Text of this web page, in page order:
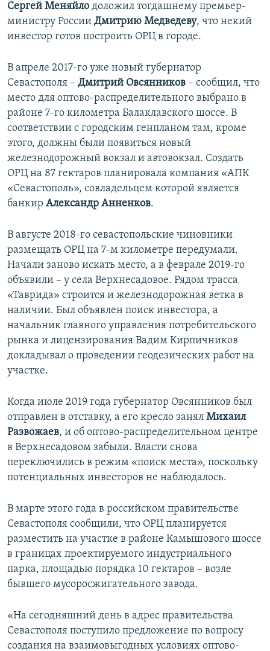
Сергей Меняйло доложил тогдашнему премьер-
министру России Дмитрию Медведеву, что некий
инвестор готов построить ОРЦ в городе.
В апреле 2017-го уже новый губернатор
Севастополя – Дмитрий Овсянников – сообщил, что
место для оптово-распределительного выбрано в
районе 7-го километра Балаклавского шоссе. В
соответствии с городским генпланом там, кроме
этого, должны были появиться новый
железнодорожный вокзал и автовокзал. Создать
ОРЦ на 87 гектаров планировала компания «АПК
«Севастополь», совладельцем которой является
банкир Александр Анненков.
В августе 2018-го севастопольские чиновники
размещать ОРЦ на 7-м километре передумали.
Начали заново искать место, а в феврале 2019-го
объявили – у села Верхнесадовое. Рядом трасса
«Таврида» строится и железнодорожная ветка в
наличии. Был объявлен поиск инвестора, а
начальник главного управления потребительского
рынка и лицензирования Вадим Кирпичников
докладывал о проведении геодезических работ на
участке.
Когда июле 2019 года губернатор Овсянников был
отправлен в отставку, а его кресло занял Михаил
Развожаев, и об оптово-распределительном центре
в Верхнесадовом забыли. Власти снова
переключились в режим «поиск места», поскольку
потенциальных инвесторов не наблюдалось.
В марте этого года в российском правительстве
Севастополя сообщили, что ОРЦ планируется
разместить на участке в районе Камышового шоссе
в границах проектируемого индустриального
парка, площадью порядка 10 гектаров – возле
бывшего мусоросжигательного завода.
«На сегодняшний день в адрес правительства
Севастополя поступило предложение по вопросу
создания на взаимовыгодных условиях оптово-